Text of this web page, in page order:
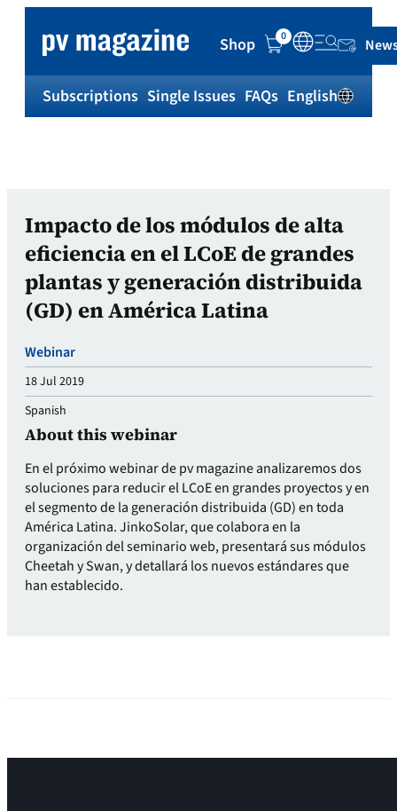
Shop 0
Subscriptions Single Issues FAQs English
Impacto de los módulos de alta
eficiencia en el LCoE de grandes
plantas y generación distribuida
(GD) en América Latina
Webinar
18 Jul 2019
Spanish
About this webinar
En el próximo webinar de pv magazine analizaremos dos
soluciones para reducir el LCoE en grandes proyectos y en
el segmento de la generación distribuida (GD) en toda
América Latina. JinkoSolar, que colabora en la
organización del seminario web, presentará sus módulos
Cheetah y Swan, y detallará los nuevos estándares que
han establecido.